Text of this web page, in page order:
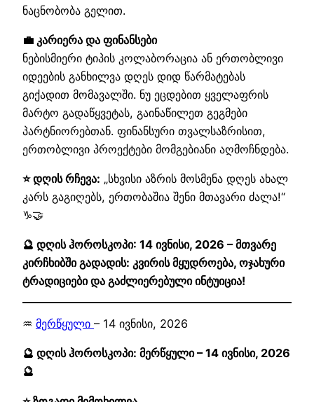
ნაცნობობა გელით.
💼 კარიერა და ფინანსები
ნებისმიერი ტიპის კოლაბორაცია ან ერთობლივი
იდეების განხილვა დღეს დიდ წარმატებას
გიქადით მომავალში. ნუ ეცდებით ყველაფრის
მარტო გადაწყვეტას, გაინაწილეთ გეგმები
პარტნიორებთან. ფინანსური თვალსაზრისით,
ერთობლივი პროექტები მომგებიანი აღმოჩნდება.
⭐ დღის რჩევა: „სხვისი აზრის მოსმენა დღეს ახალ
კარს გაგიღებს, ერთობაშია შენი მთავარი ძალა!“
♑🤝
🔮 დღის ჰოროსკოპი: 14 ივნისი, 2026 – მთვარე
კირჩხიბში გადადის: კვირის მყუდროება, ოჯახური
ტრადიციები და გაძლიერებული ინტუიცია!
♒ მერწყული – 14 ივნისი, 2026
🔮 დღის ჰოროსკოპი: მერწყული – 14 ივნისი, 2026
🔮